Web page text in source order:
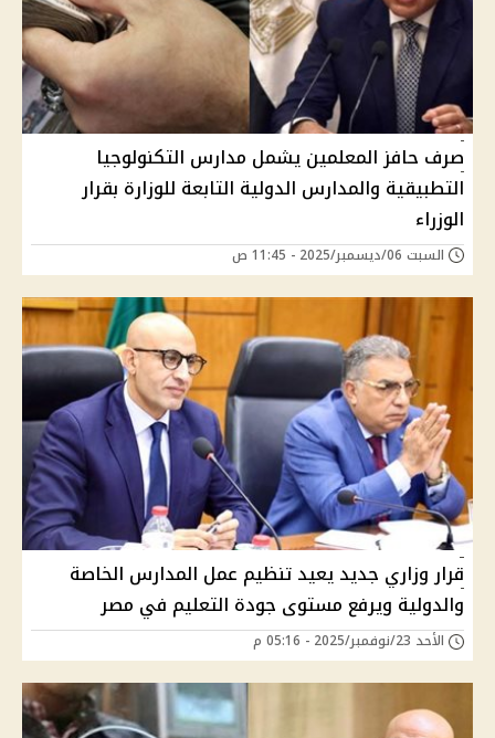
صرف حافز المعلمين يشمل مدارس التكنولوجيا
التطبيقية والمدارس الدولية التابعة للوزارة بقرار
الوزراء
السبت 06/ديسمبر/2025 - 11:45 ص
قرار وزاري جديد يعيد تنظيم عمل المدارس الخاصة
والدولية ويرفع مستوى جودة التعليم في مصر
الأحد 23/نوفمبر/2025 - 05:16 م